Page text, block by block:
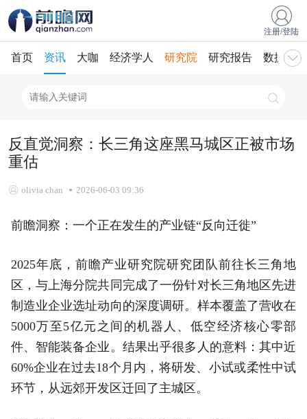
注册/登陆
首页 资讯 大咖 经济学人 研究院 研究报告 数据库
反直觉洞察：长三角这座黑马城区正被市场
重估
olivia chan 2026-06-03 09:36
前瞻洞察：一个正在发生的产业链“反向迁徙”
2025年底，前瞻产业研究院研究团队前往长三角地
区，与上海分院共同完成了一份针对长三角地区先进
制造业企业选址动向的深度调研。样本覆盖了营收在
5000万至5亿元之间的机器人、低空经济核心零部
件、智能装备企业。结果出乎很多人的意料：其中近
60%企业在过去18个月内，将研发、小试或柔性中试
环节，从远郊开发区迁回了主城区。